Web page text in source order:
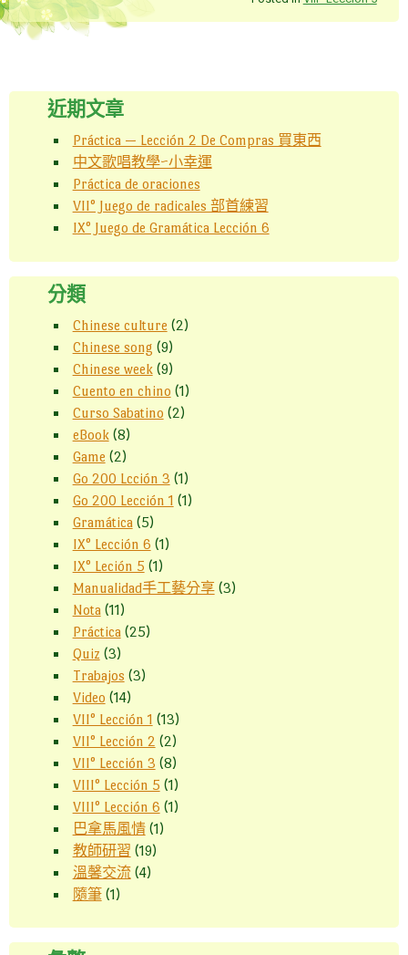
近期文章
Práctica — Lección 2 De Compras 買東西
中文歌唱教學~小幸運
Práctica de oraciones
VII° Juego de radicales 部首練習
IX° Juego de Gramática Lección 6
分類
Chinese culture (2)
Chinese song (9)
Chinese week(9)
Cuento en chino (1)
Curso Sabatino (2)
eBook(8)
Game (2)
Go 200 Lcción 3 (1)
Go 200 Lección 1 (1)
Gramática(5)
IX° Lección 6 (1)
IX° Leción 5 (1)
Manualidad手工藝分享(3)
Nota(11)
Práctica(25)
Quiz (3)
Trabajos (3)
Video (14)
VII° Lección 1 (13)
VII° Lección 2 (2)
VII° Lección 3 (8)
VIII° Lección 5 (1)
VIII° Lección 6 (1)
巴拿馬風情(1)
教師研習 (19)
溫馨交流(4)
隨筆(1)